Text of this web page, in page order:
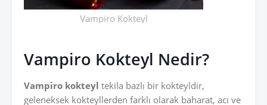
Vampiro Kokteyl
Vampiro Kokteyl Nedir?
Vampiro kokteyl tekila bazlı bir kokteyldir,
geleneksek kokteyllerden farklı olarak baharat, acı ve